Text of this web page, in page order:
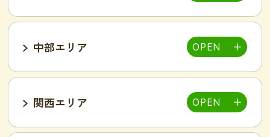
仙台泉店
大宮店 新所沢西口店
中部エリア
関西エリア